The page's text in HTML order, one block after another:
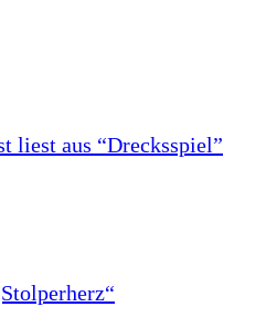
liest aus “Drecksspiel”